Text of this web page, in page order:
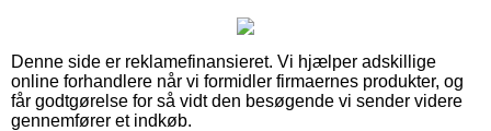
Denne side er reklamefinansieret. Vi hjælper adskillige
online forhandlere når vi formidler firmaernes produkter, og
får godtgørelse for så vidt den besøgende vi sender videre
gennemfører et indkøb.